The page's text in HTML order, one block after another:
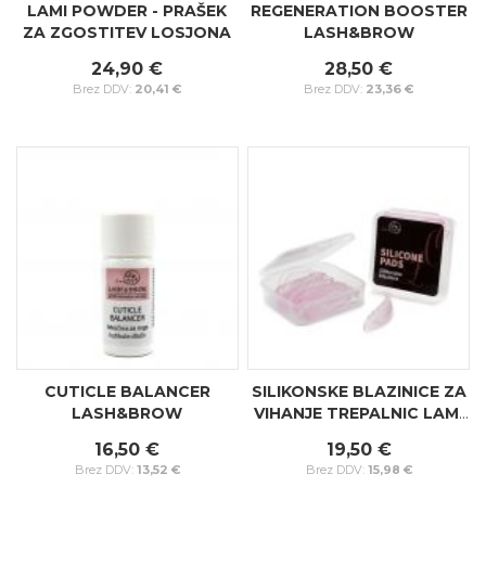
LAMI POWDER - PRAŠEK
ZA ZGOSTITEV LOSJONA
24,90 €
20,41 €
REGENERATION BOOSTER
LASH&BROW
28,50 €
23,36 €
CUTICLE BALANCER
LASH&BROW
16,50 €
13,52 €
SILIKONSKE BLAZINICE ZA
VIHANJE TREPALNIC LAMI
19,50 €
15,98 €